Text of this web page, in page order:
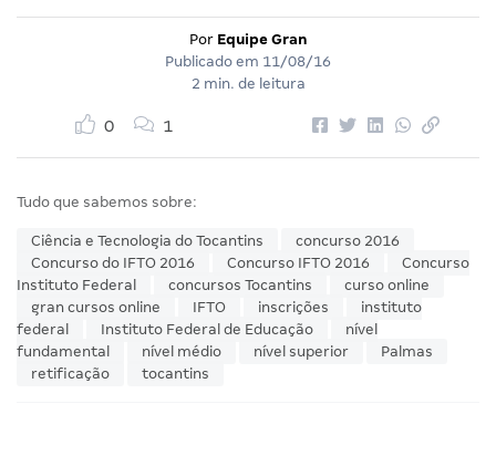
Por Equipe Gran
Publicado em 11/08/16
2 min. de leitura
0 1
Tudo que sabemos sobre:
Ciência e Tecnologia do Tocantins
concurso 2016
Concurso do IFTO 2016
Concurso IFTO 2016
Concurso
Instituto Federal
concursos Tocantins
curso online
gran cursos online
IFTO inscrições
instituto
federal
Instituto Federal de Educação
nível
fundamental
nível médio nível superior
Palmas
retificação
tocantins